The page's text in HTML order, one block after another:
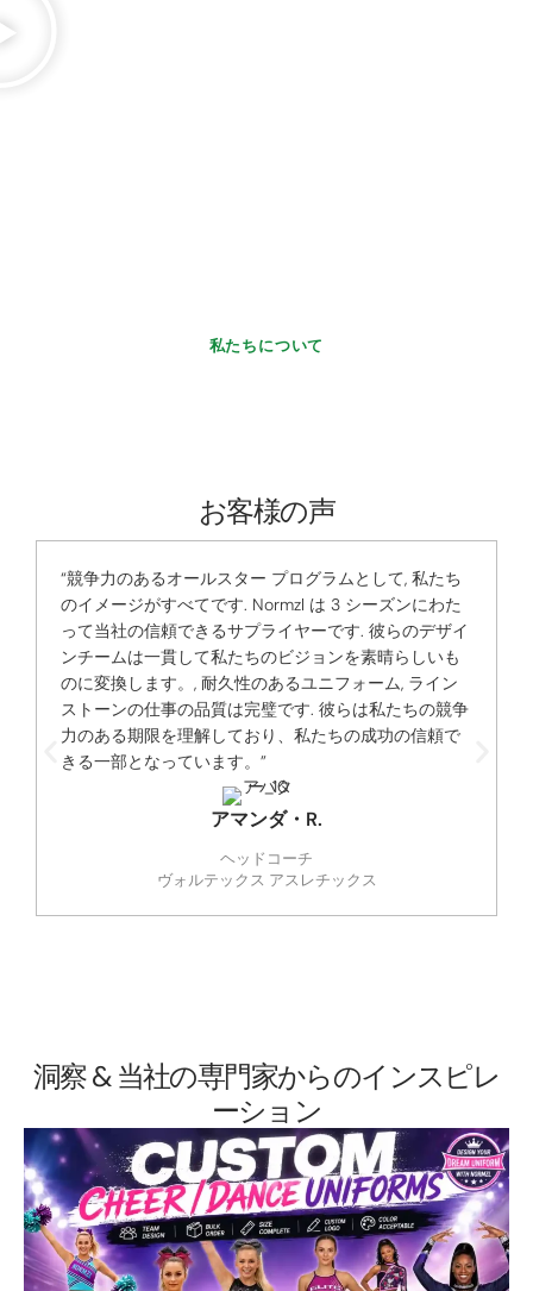
私たちについて
お客様の声
“競争力のあるオールスター プログラムとして, 私たち
のイメージがすべてです. Normzl は 3 シーズンにわた
って当社の信頼できるサプライヤーです. 彼らのデザイ
ンチームは一貫して私たちのビジョンを素晴らしいも
のに変換します。, 耐久性のあるユニフォーム, ライン
ストーンの仕事の品質は完璧です. 彼らは私たちの競争
力のある期限を理解しており、私たちの成功の信頼で
きる一部となっています。”
アマンダ・R.
ヘッドコーチ
ヴォルテックス アスレチックス
洞察 & 当社の専門家からのインスピレ
ーション